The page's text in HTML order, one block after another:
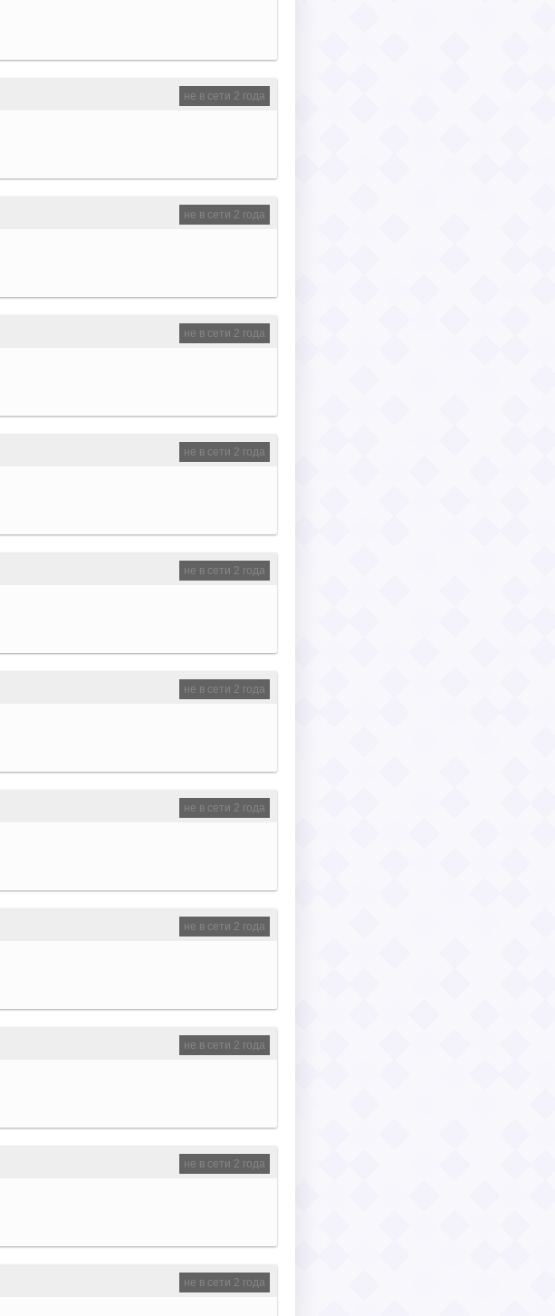
не в сети 2 года
не в сети 2 года
не в сети 2 года
не в сети 2 года
не в сети 2 года
не в сети 2 года
не в сети 2 года
не в сети 2 года
не в сети 2 года
не в сети 2 года
не в сети 2 года